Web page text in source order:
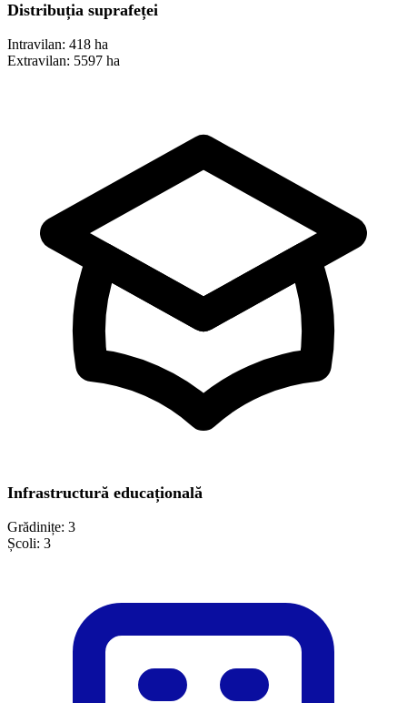
Distribuția suprafeței
Intravilan: 418 ha
Extravilan: 5597 ha
Infrastructură educațională
Grădinițe: 3
Școli: 3